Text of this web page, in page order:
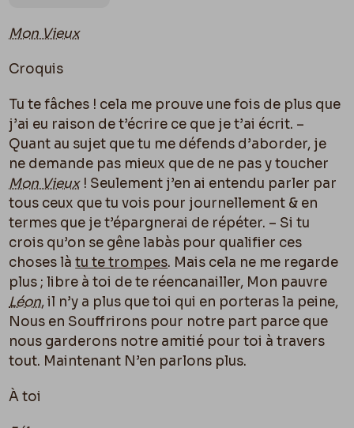
Mon Vieux
Croquis
Tu te fâches ! cela me prouve une fois de plus que
j’ai eu raison de t’écrire ce que je t’ai écrit. –
Quant au sujet que tu me défends d’aborder, je
ne demande pas mieux que de ne pas y toucher
Mon Vieux! Seulement j’en ai entendu parler par
tous ceux que tu vois pour journellement & en
termes que je t’épargnerai de répéter. – Si tu
crois qu’on se gêne labàs pour qualifier ces
choses làtu te trompes. Mais cela ne me regarde
plus ; libre à toi de te réencanailler, Mon pauvre
Léon, il n’y a plus que toi qui en porteras la peine,
Nous en Souffrirons pour notre part parce que
nous garderons notre amitié pour toi à travers
tout. Maintenant N’en parlons plus.
À toi